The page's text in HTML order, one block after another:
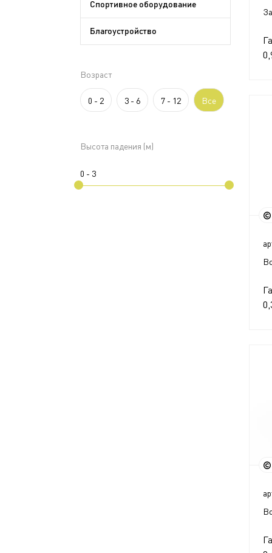
Спортивное оборудование
Благоустройство
Возраст
0 - 2 3 - 6 7 - 12 Все
Высота падения (м)